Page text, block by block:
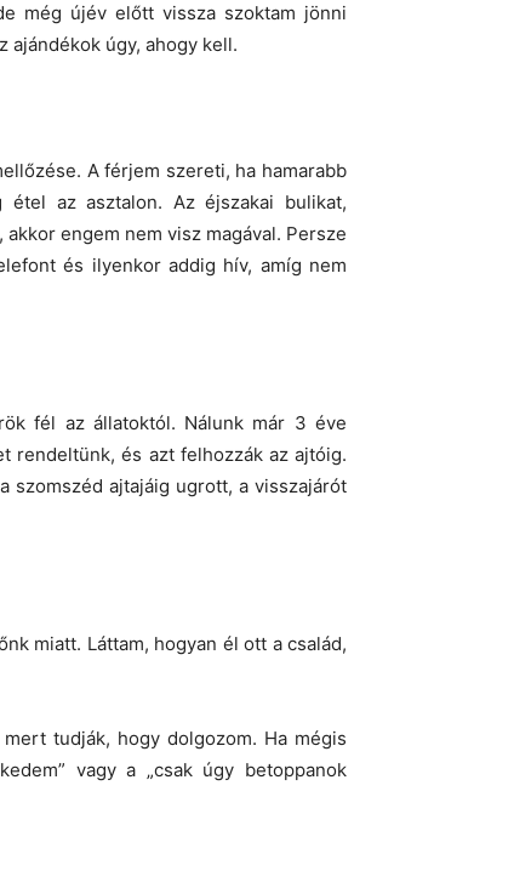
még újév előtt vissza szoktam jönni
ajándékok úgy, ahogy kell.
A férjem szereti, ha hamarabb
az asztalon. Az éjszakai bulikat,
engem nem visz magával. Persze
és ilyenkor addig hív, amíg nem
fél az állatoktól. Nálunk már 3 éve
rendeltünk, és azt felhozzák az ajtóig.
szomszéd ajtajáig ugrott, a visszajárót
miatt. Láttam, hogyan él ott a család,
tudják, hogy dolgozom. Ha mégis
vagy a „csak úgy betoppanok